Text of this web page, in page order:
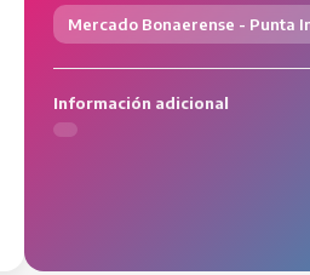
Mercado Bonaerense - Punta
Información adicional